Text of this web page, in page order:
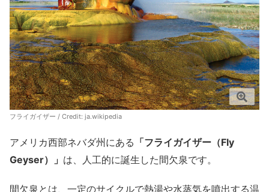
フライガイザー / Credit: ja.wikipedia
アメリカ西部ネバダ州にある 「フライガイザー（Fly
Geyser）」 は、人工的に誕生した間欠泉です。
間欠泉とは、一定のサイクルで熱湯や水蒸気を噴出する温